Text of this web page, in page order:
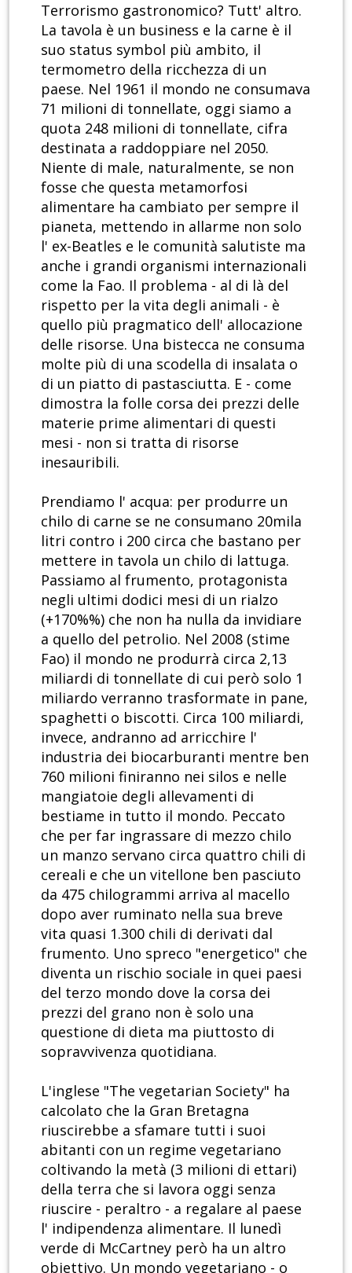
Terrorismo gastronomico? Tutt' altro.
La tavola è un business e la carne è il
suo status symbol più ambito, il
termometro della ricchezza di un
paese. Nel 1961 il mondo ne consumava
71 milioni di tonnellate, oggi siamo a
quota 248 milioni di tonnellate, cifra
destinata a raddoppiare nel 2050.
Niente di male, naturalmente, se non
fosse che questa metamorfosi
alimentare ha cambiato per sempre il
pianeta, mettendo in allarme non solo
l' ex-Beatles e le comunità salutiste ma
anche i grandi organismi internazionali
come la Fao. Il problema - al di là del
rispetto per la vita degli animali - è
quello più pragmatico dell' allocazione
delle risorse. Una bistecca ne consuma
molte più di una scodella di insalata o
di un piatto di pastasciutta. E - come
dimostra la folle corsa dei prezzi delle
materie prime alimentari di questi
mesi - non si tratta di risorse
inesauribili.
Prendiamo l' acqua: per produrre un
chilo di carne se ne consumano 20mila
litri contro i 200 circa che bastano per
mettere in tavola un chilo di lattuga.
Passiamo al frumento, protagonista
negli ultimi dodici mesi di un rialzo
(+170%%) che non ha nulla da invidiare
a quello del petrolio. Nel 2008 (stime
Fao) il mondo ne produrrà circa 2,13
miliardi di tonnellate di cui però solo 1
miliardo verranno trasformate in pane,
spaghetti o biscotti. Circa 100 miliardi,
invece, andranno ad arricchire l'
industria dei biocarburanti mentre ben
760 milioni finiranno nei silos e nelle
mangiatoie degli allevamenti di
bestiame in tutto il mondo. Peccato
che per far ingrassare di mezzo chilo
un manzo servano circa quattro chili di
cereali e che un vitellone ben pasciuto
da 475 chilogrammi arriva al macello
dopo aver ruminato nella sua breve
vita quasi 1.300 chili di derivati dal
frumento. Uno spreco "energetico" che
diventa un rischio sociale in quei paesi
del terzo mondo dove la corsa dei
prezzi del grano non è solo una
questione di dieta ma piuttosto di
sopravvivenza quotidiana.
L'inglese "The vegetarian Society" ha
calcolato che la Gran Bretagna
riuscirebbe a sfamare tutti i suoi
abitanti con un regime vegetariano
coltivando la metà (3 milioni di ettari)
della terra che si lavora oggi senza
riuscire - peraltro - a regalare al paese
l' indipendenza alimentare. Il lunedì
verde di McCartney però ha un altro
obiettivo. Un mondo vegetariano - o